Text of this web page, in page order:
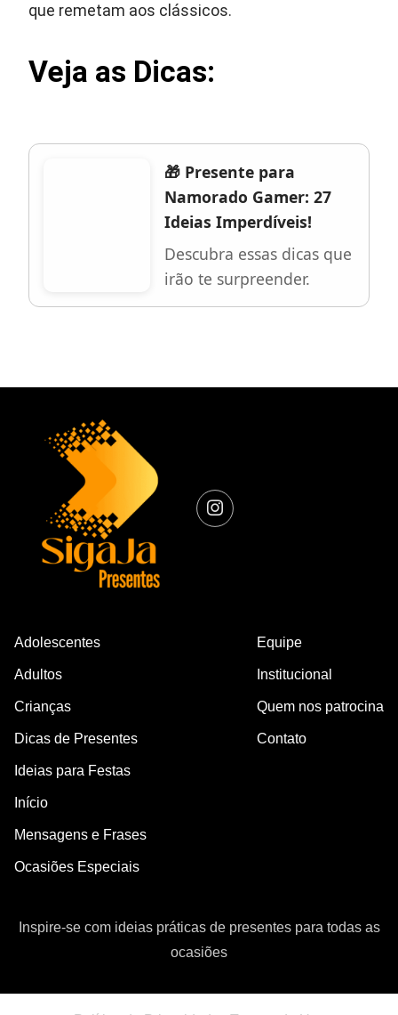
que remetam aos clássicos.
Veja as Dicas:
🎁 Presente para
Namorado Gamer: 27
Ideias Imperdíveis!
Descubra essas dicas que
irão te surpreender.
Adolescentes
Adultos
Crianças
Dicas de Presentes
Ideias para Festas
Início
Mensagens e Frases
Ocasiões Especiais
Equipe
Institucional
Quem nos patrocina
Contato
Inspire-se com ideias práticas de presentes para todas as
ocasiões